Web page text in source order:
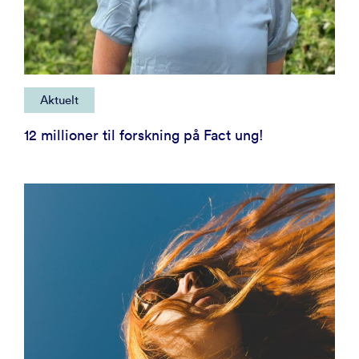
Aktuelt
12 millioner til forskning på Fact ung!